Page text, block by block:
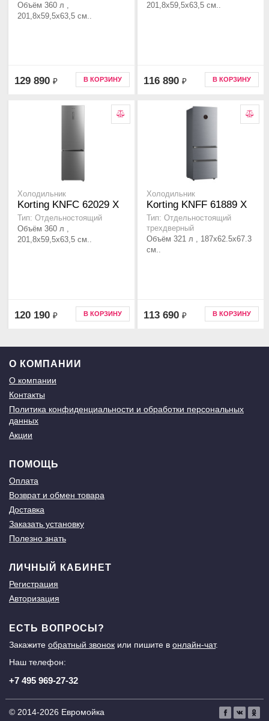
Объём 360 л ,
201,8х59,5х63,5 см..
129 890 ₽ В КОРЗИНУ
201,8х59,5х63,5 см..
116 890 ₽ В КОРЗИНУ
Холодильник
Korting KNFC 62029 X
Тип: Отдельностоящий
Объём 360 л ,
201,8х59,5х63,5 см..
120 190 ₽ В КОРЗИНУ
Холодильник
Korting KNFF 61889 X
Тип: Отдельностоящий
трехдверный
Объём 321 л , 187х62.5х67.3
см..
113 690 ₽ В КОРЗИНУ
О КОМПАНИИ
О компании
Контакты
Политика конфиденциальности и обработки персональных
данных
Акции
ПОМОЩЬ
Оплата
Возврат и обмен товара
Доставка
Заказать установку
Полезно знать
ЛИЧНЫЙ КАБИНЕТ
Регистрация
Авторизация
ЕСТЬ ВОПРОСЫ?
Закажите обратный звонок или пишите в онлайн-чат.
Наш телефон:
+7 495 969-27-32
© 2014-2026 Евромойка